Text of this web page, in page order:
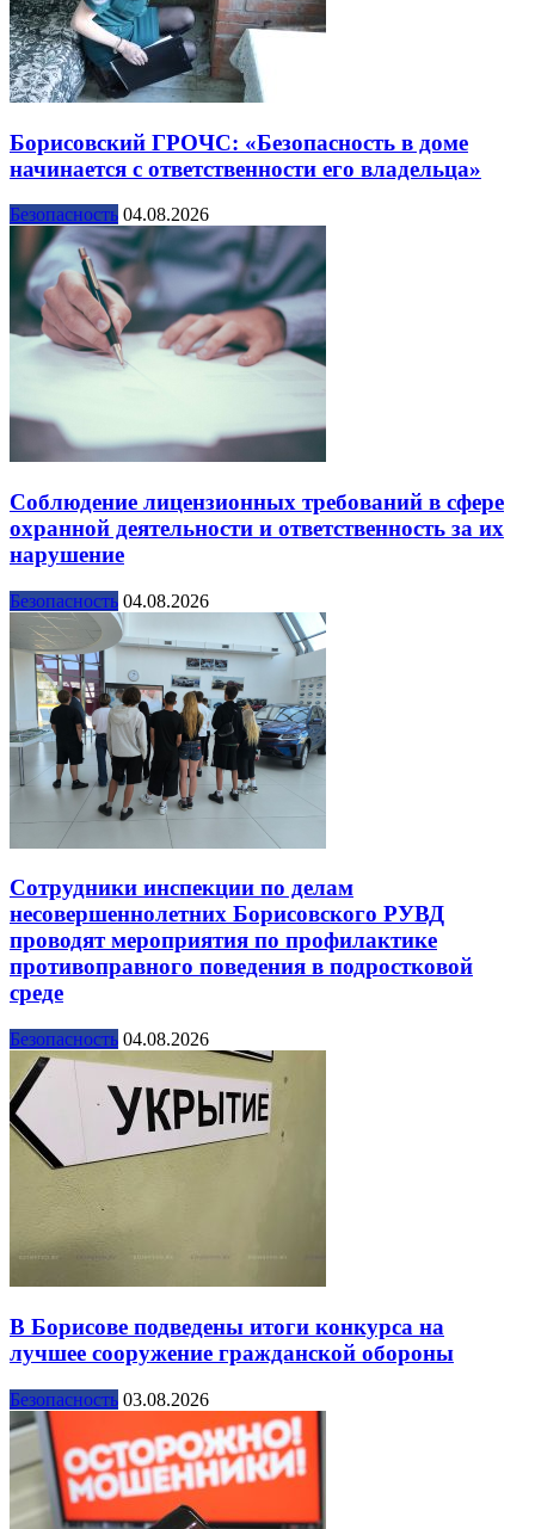
Борисовский ГРОЧС: «Безопасность в доме
начинается с ответственности его владельца»
Безопасность 04.08.2026
Соблюдение лицензионных требований в сфере
охранной деятельности и ответственность за их
нарушение
Безопасность 04.08.2026
Сотрудники инспекции по делам
несовершеннолетних Борисовского РУВД
проводят мероприятия по профилактике
противоправного поведения в подростковой
среде
Безопасность 04.08.2026
В Борисове подведены итоги конкурса на
лучшее сооружение гражданской обороны
Безопасность 03.08.2026